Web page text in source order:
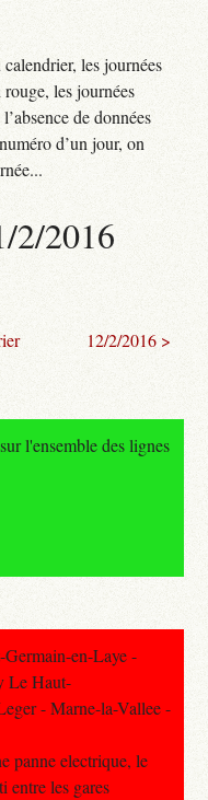
les journées
les journées
de données
d’un jour, on
2/2016
12/2/2016 >
l'ensemble des lignes
en-Laye -
Le Haut-
- Marne-la-Vallee -
panne electrique, le
entre les gares